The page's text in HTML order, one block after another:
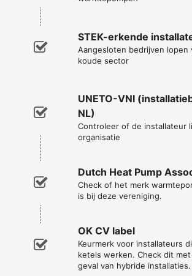
STEK-erkende
Aangesloten bedrijven lopen
koude sector
UNETO-VNI
NL)
Controleer of de installateur
organisatie
Dutch Heat Pump
Check of het merk
is bij deze vereniging.
OK CV label
Keurmerk voor installateurs
ketels werken. Check dit
geval van hybride installaties.